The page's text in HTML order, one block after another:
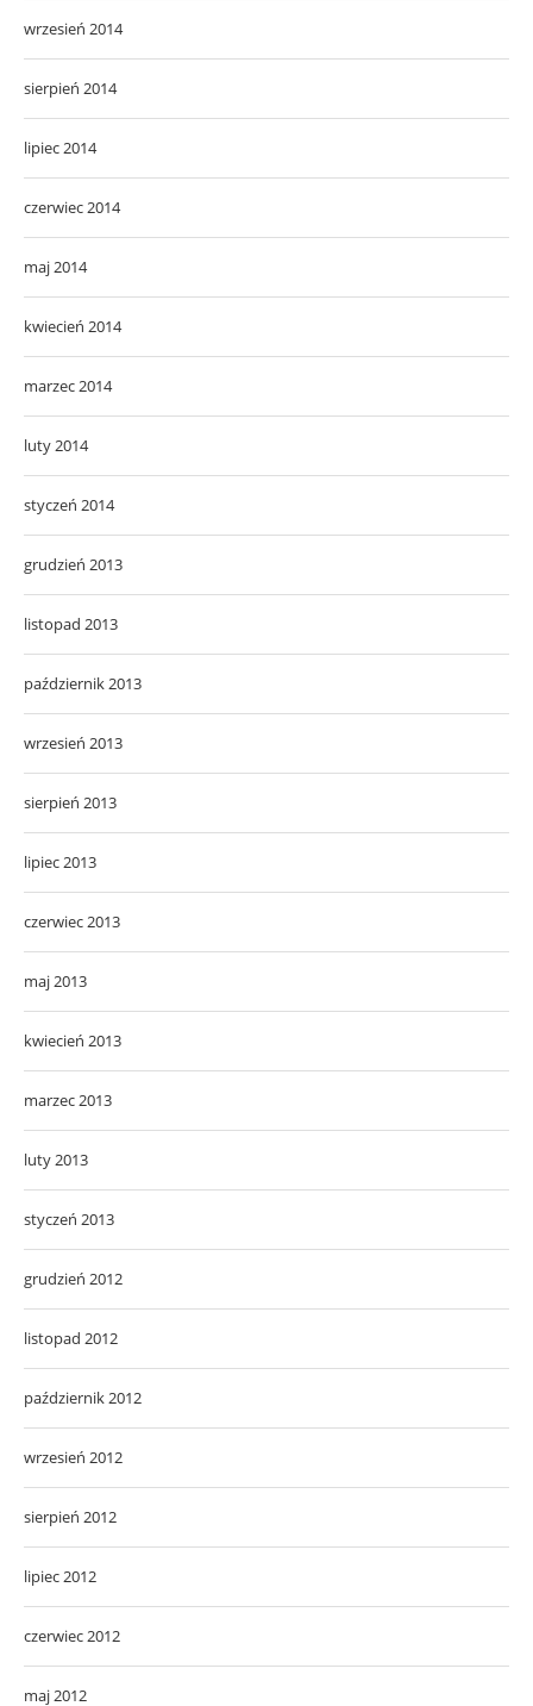
wrzesień 2014
sierpień 2014
lipiec 2014
czerwiec 2014
maj 2014
kwiecień 2014
marzec 2014
luty 2014
styczeń 2014
grudzień 2013
listopad 2013
październik 2013
wrzesień 2013
sierpień 2013
lipiec 2013
czerwiec 2013
maj 2013
kwiecień 2013
marzec 2013
luty 2013
styczeń 2013
grudzień 2012
listopad 2012
październik 2012
wrzesień 2012
sierpień 2012
lipiec 2012
czerwiec 2012
maj 2012